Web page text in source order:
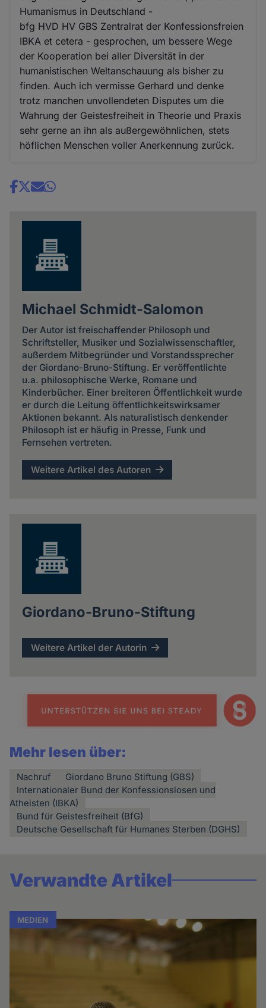
Humanismus in Deutschland -
bfg HVD HV GBS Zentralrat der Konfessionsfreien
IBKA et cetera - gesprochen, um bessere Wege
der Kooperation bei aller Diversität in der
humanistischen Weltanschauung als bisher zu
finden. Auch ich vermisse Gerhard und denke
trotz manchen unvollendeten Disputes um die
Wahrung der Geistesfreiheit in Theorie und Praxis
sehr gerne an ihn als außergewöhnlichen, stets
höflichen Menschen voller Anerkennung zurück.
Share
Michael Schmidt-Salomon
Der Autor ist freischaffender Philosoph und
Schriftsteller, Musiker und Sozialwissenschaftler,
außerdem Mitbegründer und Vorstandssprecher
der Giordano-Bruno-Stiftung. Er veröffentlichte
u.a. philosophische Werke, Romane und
Kinderbücher. Einer breiteren Öffentlichkeit wurde
er durch die Leitung öffentlichkeitswirksamer
Aktionen bekannt. Als naturalistisch denkender
Philosoph ist er häufig in Presse, Funk und
Fernsehen vertreten.
Weitere Artikel des Autoren
Giordano-Bruno-Stiftung
Weitere Artikel der Autorin
Mehr lesen über:
Nachruf
Giordano Bruno Stiftung (GBS)
Internationaler Bund der Konfessionslosen und
Atheisten (IBKA)
Bund für Geistesfreiheit (BfG)
Deutsche Gesellschaft für Humanes Sterben (DGHS)
Verwandte Artikel
MEDIEN